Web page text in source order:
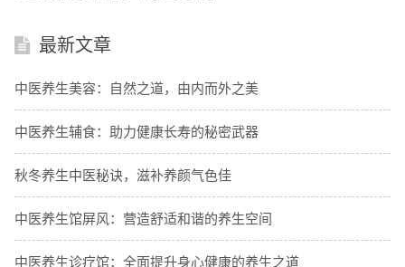
最新文章
中医养生美容：自然之道，由内而外之美
中医养生辅食：助力健康长寿的秘密武器
秋冬养生中医秘诀，滋补养颜气色佳
中医养生馆屏风：营造舒适和谐的养生空间
中医养生诊疗馆：全面提升身心健康的养生之道